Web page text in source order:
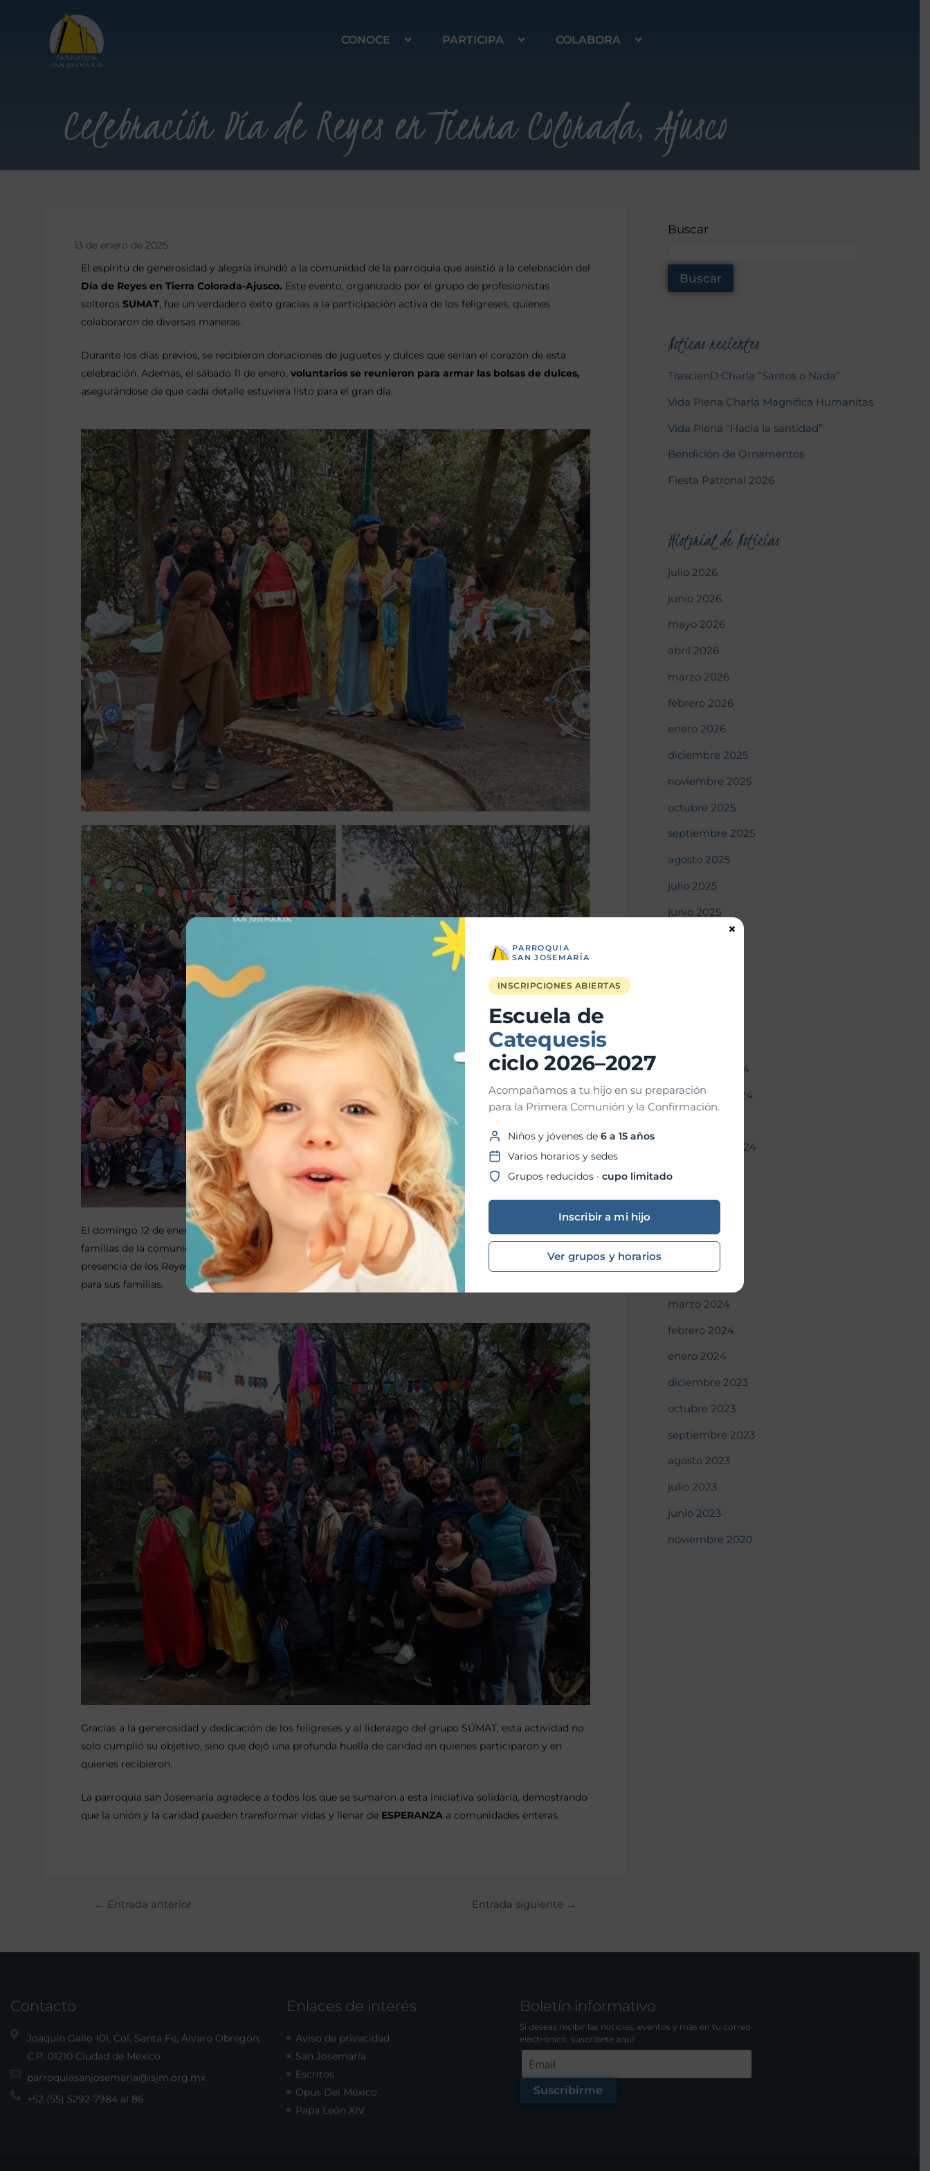
CONOCE PARTICIPA COLABORA
Celebración Día de Reyes en Tierra Colorada, Ajusco
13 de enero de 2025
El espíritu de generosidad y alegría inundó a la comunidad de la parroquia que asistió a la celebración del
Día de Reyes en Tierra Colorada-Ajusco. Este evento, organizado por el grupo de profesionistas
solteros SUMAT, fue un verdadero éxito gracias a la participación activa de los feligreses, quienes
colaboraron de diversas maneras.
Durante los días previos, se recibieron donaciones de juguetes y dulces que serían el corazón de esta
celebración. Además, el sábado 11 de enero, voluntarios se reunieron para armar las bolsas de dulces,
asegurándose de que cada detalle estuviera listo para el gran día.
El domingo 12 de enero se llevó a cabo la entrega de regalos, llevando sonrisas a alrededor de 200
familias de la comunidad.
En total, se distribuyeron más de 250 juguetes y 218 bolsitas de dulces.
presencia de los Reyes Magos hizo de esta entrega un momento inolvidable tanto para los niños como
para sus familias.
Gracias a la generosidad y dedicación de los feligreses y al liderazgo del grupo SÚMAT, esta actividad no
solo cumplió su objetivo, sino que dejó una profunda huella de caridad en quienes participaron y en
quienes recibieron.
La parroquia san Josemaría agradece a todos los que se sumaron a esta iniciativa solidaria, demostrando
que la unión y la caridad pueden transformar vidas y llenar de ESPERANZAa comunidades enteras.
← Entrada anterior Entrada siguiente →
Buscar
Buscar
Noticas recientes
TrascienD Charla “Santos o Nada”
Vida Plena Charla Magnifica Humanitas
Vida Plena “Hacia la santidad”
Bendición de Ornamentos
Fiesta Patronal 2026
Historial de Noticias
julio 2026
junio 2026
mayo 2026
abril 2026
marzo 2026
febrero 2026
enero 2026
diciembre 2025
noviembre 2025
octubre 2025
septiembre 2025
agosto 2025
julio 2025
junio 2025
diciembre 2024
noviembre 2024
septiembre 2024
agosto 2024
julio 2024
marzo 2024
febrero 2024
enero 2024
diciembre 2023
octubre 2023
septiembre 2023
agosto 2023
julio 2023
junio 2023
noviembre 2020
Contacto
Joaquín Gallo 101, Col. Santa Fe, Álvaro Obregón,
C.P. 01210 Ciudad de México
parroquiasanjosemaria@isjm.org.mx
+52 (55) 5292-7984 al 86
Enlaces de interés
Aviso de privacidad
San Josemaría
Escritos
Opus Dei México
Papa León XIV
Boletín informativo
Si deseas recibir las noticias, eventos y más en tu correo
electrónico, suscríbete aquí:
Suscribirme
PARROQUIA
SAN JOSEMARÍA
INSCRIPCIONES ABIERTAS
Escuela de
Catequesis
ciclo 2026–2027
Acompañamos a tu hijo en su preparación
para la Primera Comunión y la Confirmación.
Niños y jóvenes de 6 a 15 años
Varios horarios y sedes
Grupos reducidos · cupo limitado
Inscribir a mi hijo
Ver grupos y horarios
×